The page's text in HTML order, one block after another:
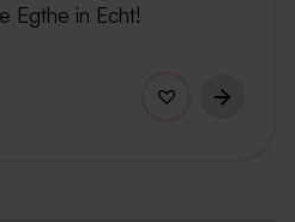
Egthe in Echt!